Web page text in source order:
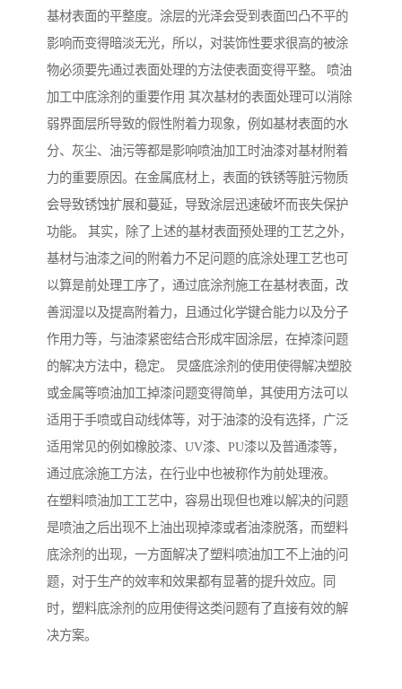
基材表面的平整度。涂层的光泽会受到表面凹凸不平的
影响而变得暗淡无光，所以，对装饰性要求很高的被涂
物必须要先通过表面处理的方法使表面变得平整。 喷油
加工中底涂剂的重要作用 其次基材的表面处理可以消除
弱界面层所导致的假性附着力现象，例如基材表面的水
分、灰尘、油污等都是影响喷油加工时油漆对基材附着
力的重要原因。在金属底材上，表面的铁锈等脏污物质
会导致锈蚀扩展和蔓延，导致涂层迅速破坏而丧失保护
功能。 其实，除了上述的基材表面预处理的工艺之外，
基材与油漆之间的附着力不足问题的底涂处理工艺也可
以算是前处理工序了，通过底涂剂施工在基材表面，改
善润湿以及提高附着力，且通过化学键合能力以及分子
作用力等，与油漆紧密结合形成牢固涂层，在掉漆问题
的解决方法中，稳定。 炅盛底涂剂的使用使得解决塑胶
或金属等喷油加工掉漆问题变得简单，其使用方法可以
适用于手喷或自动线体等，对于油漆的没有选择，广泛
适用常见的例如橡胶漆、UV漆、PU漆以及普通漆等，
通过底涂施工方法，在行业中也被称作为前处理液。
在塑料喷油加工工艺中，容易出现但也难以解决的问题
是喷油之后出现不上油出现掉漆或者油漆脱落，而塑料
底涂剂的出现，一方面解决了塑料喷油加工不上油的问
题，对于生产的效率和效果都有显著的提升效应。同
时，塑料底涂剂的应用使得这类问题有了直接有效的解
决方案。